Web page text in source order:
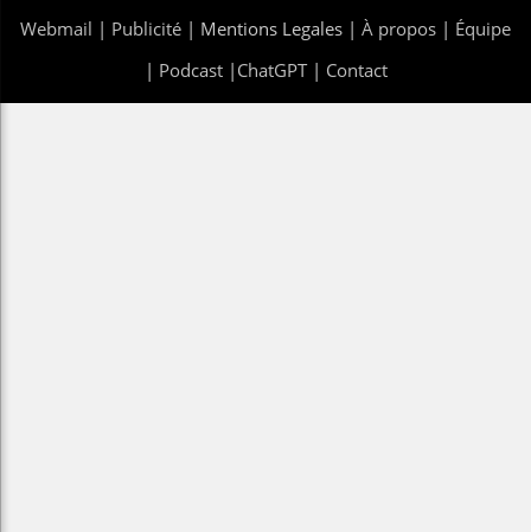
Webmail | Publicité | Mentions Legales | À propos | Équipe
| Podcast| ChatGPT| Contact